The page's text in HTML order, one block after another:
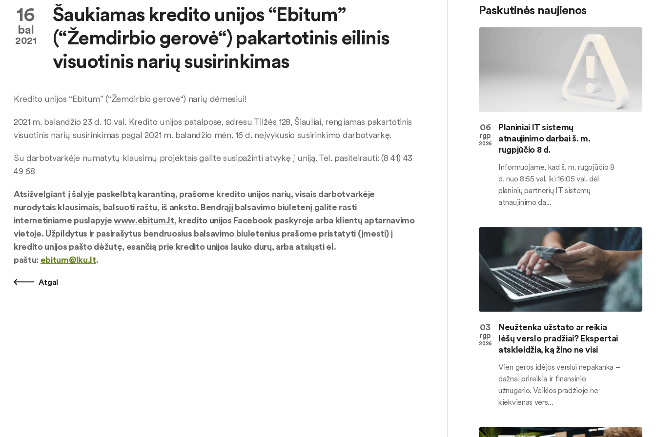
16
bal
2021
Šaukiamas kredito unijos “Ebitum”
(“Žemdirbio gerovė“) pakartotinis eilinis
visuotinis narių susirinkimas
Kredito unijos “Ebitum” (“Žemdirbio gerovė“) narių dėmesiui!
2021 m. balandžio 23 d. 10 val. Kredito unijos patalpose, adresu Tilžės 128, Šiauliai, rengiamas pakartotinis
visuotinis narių susirinkimas pagal 2021 m. balandžio mėn. 16 d. neįvykusio susirinkimo darbotvarkę.
Su darbotvarkėje numatytų klausimų projektais galite susipažinti atvykę į uniją. Tel. pasiteirauti: (8 41) 43
49 68
Atsižvelgiant į šalyje paskelbtą karantiną, prašome kredito unijos narių, visais darbotvarkėje
nurodytais klausimais, balsuoti raštu, iš anksto. Bendrąjį balsavimo biuletenį galite rasti
internetiniame puslapyjewww.ebitum.lt, kredito unijos Facebook paskyroje arba klientų aptarnavimo
vietoje. Užpildytus ir pasirašytus bendruosius balsavimo biuletenius prašome pristatyti (įmesti) į
kredito unijos pašto dėžutę, esančią prie kredito unijos lauko durų, arba atsiųsti el.
paštu: ebitum@lku.lt.
Atgal
Paskutinės naujienos
06
rgp
2026
Planiniai IT sistemų
atnaujinimo darbai š. m.
rugpjūčio 8 d.
Informuojame, kad š. m. rugpjūčio 8
d. nuo 8:55 val. iki 16:05 val. dėl
planinių partnerių IT sistemų
atnaujinimo da...
03
rgp
2026
Neužtenka užstato ar reikia
lėšų verslo pradžiai? Ekspertai
atskleidžia, ką žino ne visi
Vien geros idėjos verslui nepakanka –
dažnai prireikia ir finansinio
užnugario. Veiklos pradžioje ne
kiekvienas vers...